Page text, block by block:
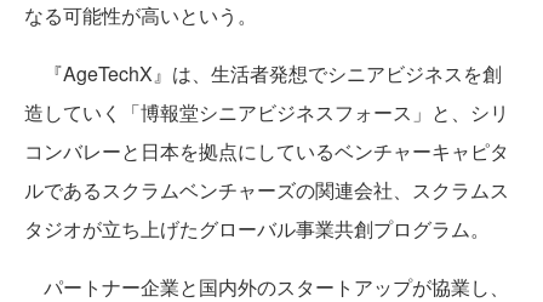
なる可能性が高いという。
『AgeTechX』は、生活者発想でシニアビジネスを創
造していく「博報堂シニアビジネスフォース」と、シリ
コンバレーと日本を拠点にしているベンチャーキャピタ
ルであるスクラムベンチャーズの関連会社、スクラムス
タジオが立ち上げたグローバル事業共創プログラム。
パートナー企業と国内外のスタートアップが協業し、